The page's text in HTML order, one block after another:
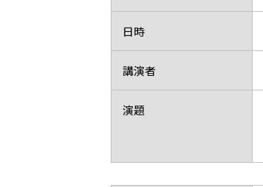
日時
講演者
演題